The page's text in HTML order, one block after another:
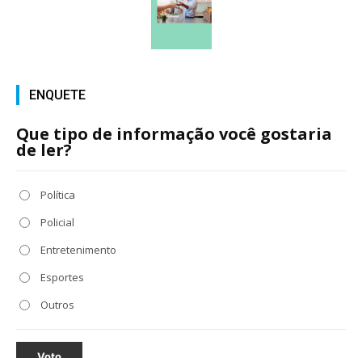
ENQUETE
Que tipo de informação você gostaria
de ler?
Política
Policial
Entretenimento
Esportes
Outros